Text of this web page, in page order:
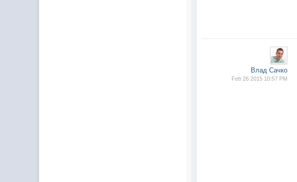
Влад Сачко
Feb 26 2015 10:57 PM